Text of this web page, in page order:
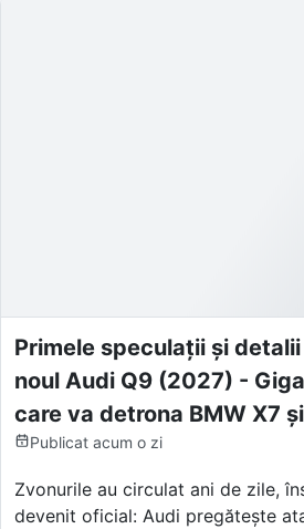
Primele speculații și
noul Audi Q9 (2027) -
care va detrona BMW X7
Publicat acum o zi
Zvonurile au circulat ani de zile,
devenit oficial: Audi pregătește